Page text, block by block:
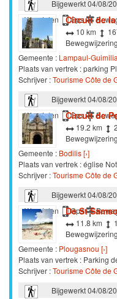
Bijgewerkt 04/08/
Wandelen
Gps
Circuit de
10 km
Gemeente : Lampaul-
Plaats van vertrek : parking
Schrijver :Tourisme Côte de
Bijgewerkt 04/08/
Wandelen
Gps
Circuit de
19.2 km
Gemeente : Bodilis [›]
Plaats van vertrek : église
Schrijver :Tourisme Côte de
Bijgewerkt 04/08/
Wandelen
Gps
De St
11.8 km
Gemeente : Plougasnou [›]
Plaats van vertrek : Parking
Schrijver :Tourisme Côte de
Bijgewerkt 04/08/